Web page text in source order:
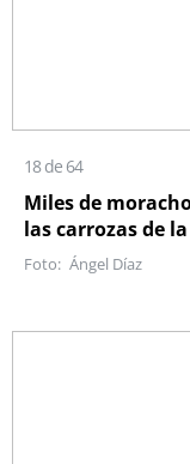
18 de 64
Miles de
las carrozas de
Ángel Díaz